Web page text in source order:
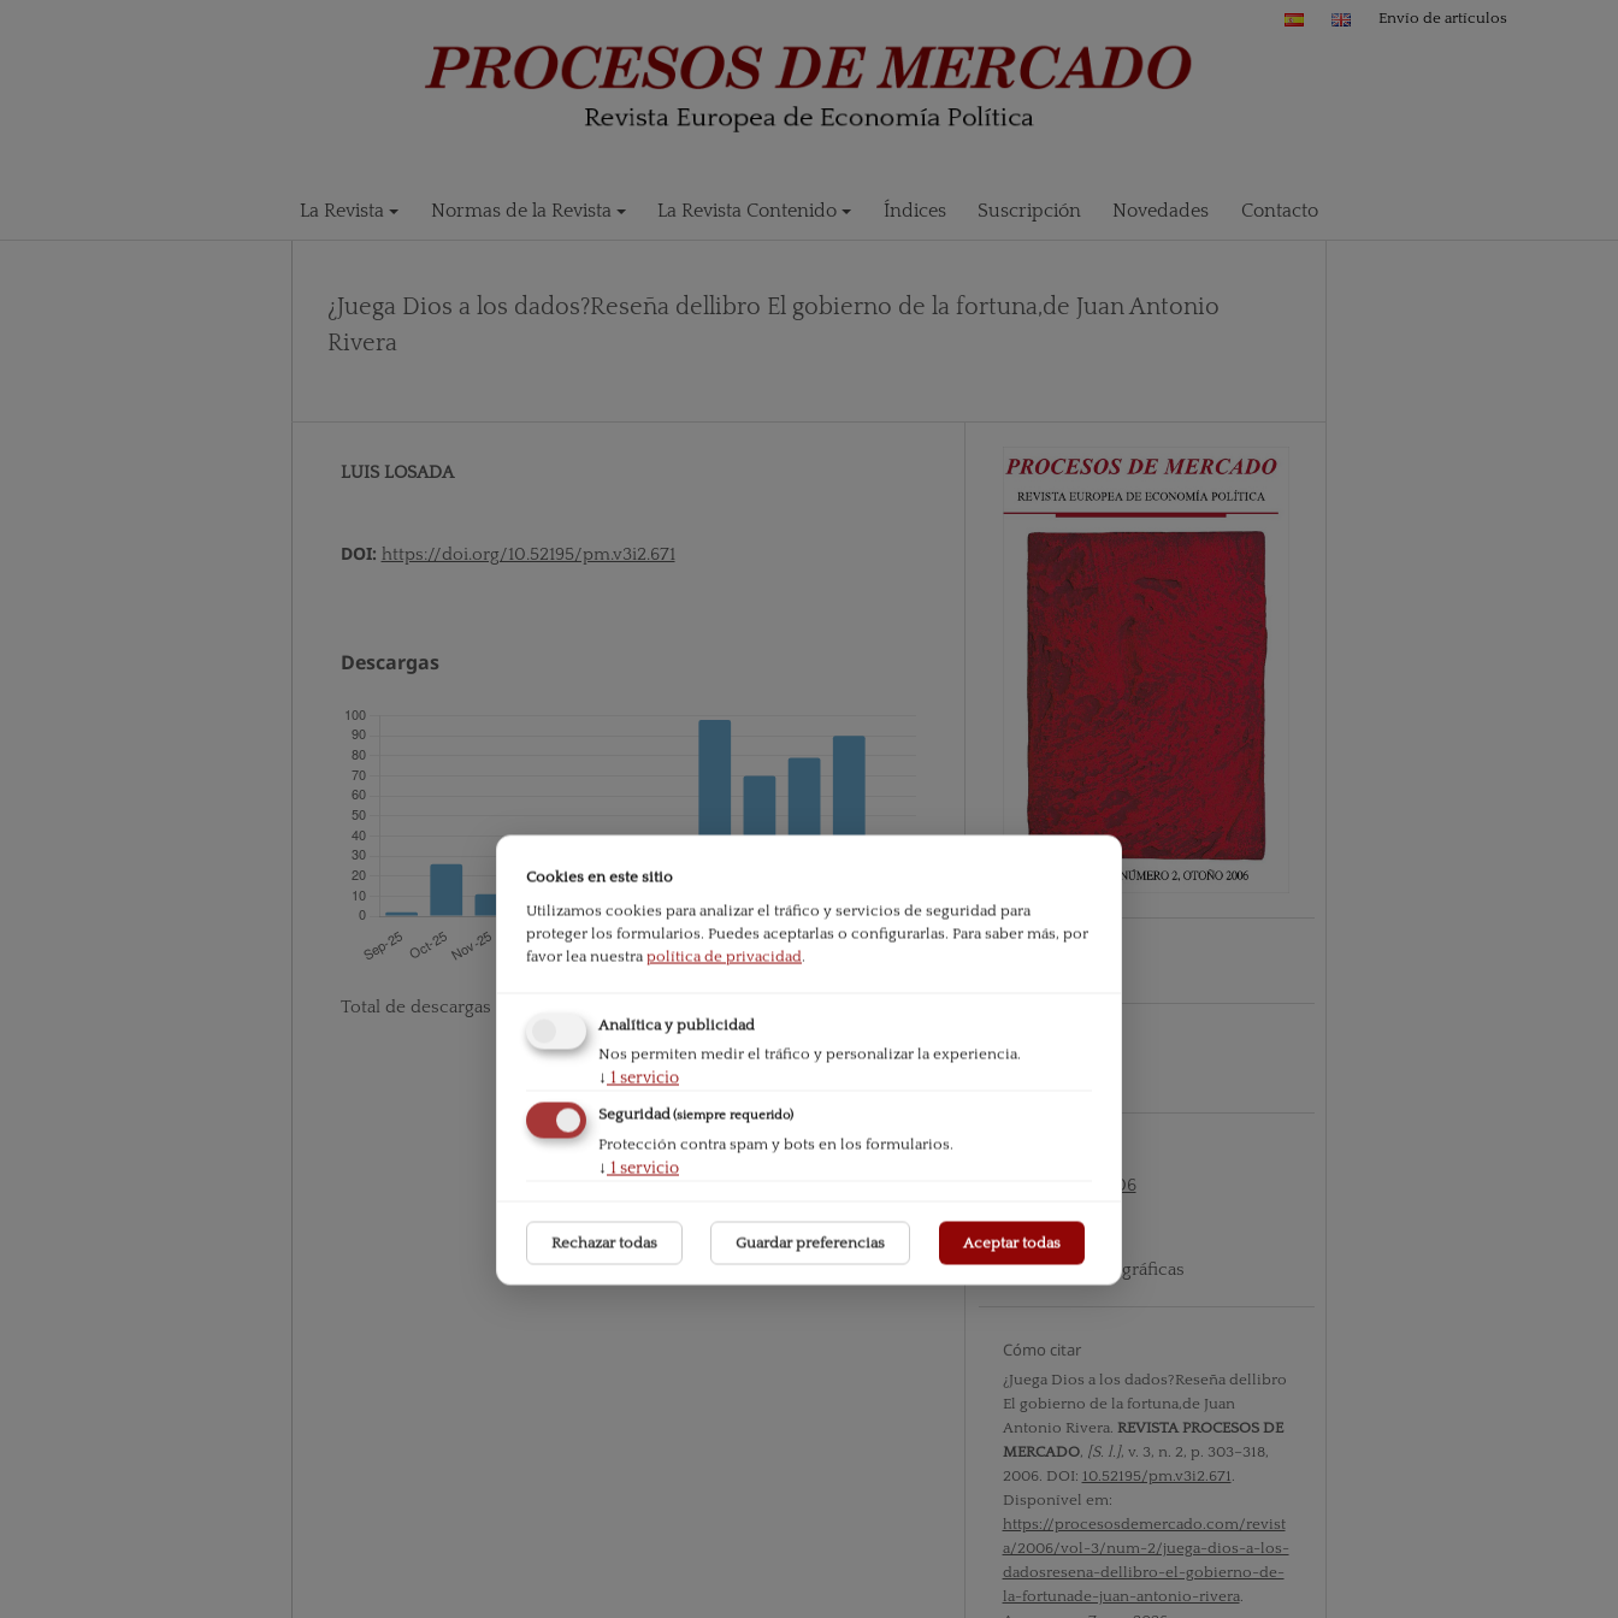
La Revista Normas de la Revista La Revista Contenido Índices Suscripción Novedades Contacto
Envío de artículos
¿Juega Dios a los dados?Reseña dellibro El gobierno de la fortuna,de Juan Antonio
Rivera
LUIS LOSADA
DOI: https://doi.org/10.52195/pm.v3i2.671
Descargas
Total de descargas desde la publicación:
Publicado
Vol. III nº2 2006
Sección
Reseñas bibliográficas
Cómo citar
¿Juega Dios a los dados?Reseña dellibro
El gobierno de la fortuna,de Juan
Antonio Rivera. REVISTA PROCESOS DE
MERCADO, [S. l.], v. 3, n. 2, p. 303–318,
2006. DOI: 10.52195/pm.v3i2.671.
Disponível em:
https://procesosdemercado.com/revist
a/2006/vol-3/num-2/juega-dios-a-los-
dadosresena-dellibro-el-gobierno-de-
la-fortunade-juan-antonio-rivera.
Cookies en este sitio
Utilizamos cookies para analizar el tráfico y servicios de seguridad para
proteger los formularios. Puedes aceptarlas o configurarlas. Para saber más, por
favor lea nuestra política de privacidad.
Analítica y publicidad
Nos permiten medir el tráfico y personalizar la experiencia.
↓ 1 servicio
Seguridad(siempre requerido)
Protección contra spam y bots en los formularios.
↓ 1 servicio
Rechazar todas Guardar preferencias Aceptar todas